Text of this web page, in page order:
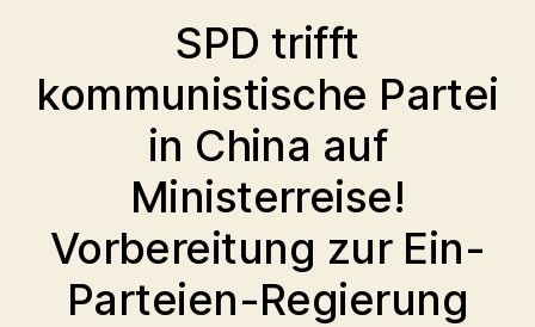
SPD trifft
kommunistische Partei
in China auf
Ministerreise!
Vorbereitung zur Ein-
Parteien-Regierung